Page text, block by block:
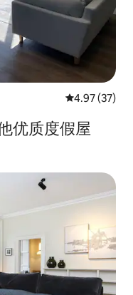
平均评分
4.97 (37)
优质度假屋